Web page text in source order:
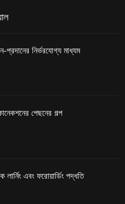
প্রদানের নির্ভরযোগ্য মাধ্যম
পেছনের গল্প
এবং ফরোয়ার্ডিং পদ্ধতি